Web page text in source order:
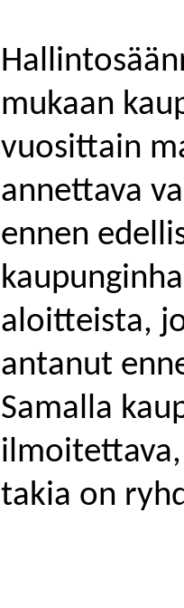
mukaan
vuosittain
annettava
ennen
aloitteista,
antanut
Samalla
takia on